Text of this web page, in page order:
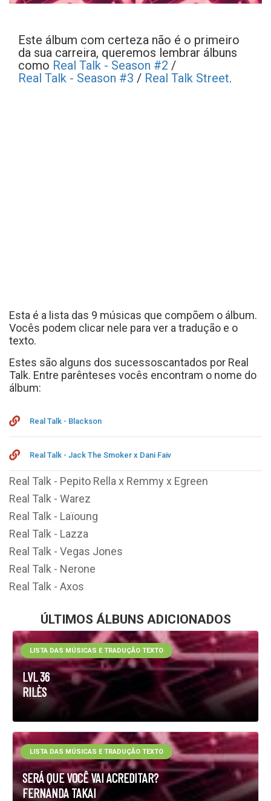
Este álbum com certeza não é o primeiro
da sua carreira, queremos lembrar álbuns
como Real Talk - Season #2 /
Real Talk - Season #3 / Real Talk Street.
Esta é a lista das 9 músicas que compõem o álbum.
Vocês podem clicar nele para ver a tradução e o
texto.
Estes são alguns dos sucessoscantados por Real
Talk. Entre parênteses vocês encontram o nome do
álbum:
Real Talk - Blackson
Real Talk - Jack The Smoker x Dani Faiv
Real Talk - Pepito Rella x Remmy x Egreen
Real Talk - Warez
Real Talk - Laïoung
Real Talk - Lazza
Real Talk - Vegas Jones
Real Talk - Nerone
Real Talk - Axos
ÚLTIMOS ÁLBUNS ADICIONADOS
LVL 36
RILÈS
LISTA DAS MÚSICAS E TRADUÇÃO TEXTO
SERÁ QUE VOCÊ VAI ACREDITAR?
FERNANDA TAKAI
LISTA DAS MÚSICAS E TRADUÇÃO TEXTO